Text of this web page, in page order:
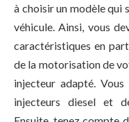
à choisir un modèle qui
véhicule. Ainsi, vous
caractéristiques en
de la motorisation de
injecteur adapté.
injecteurs diesel et